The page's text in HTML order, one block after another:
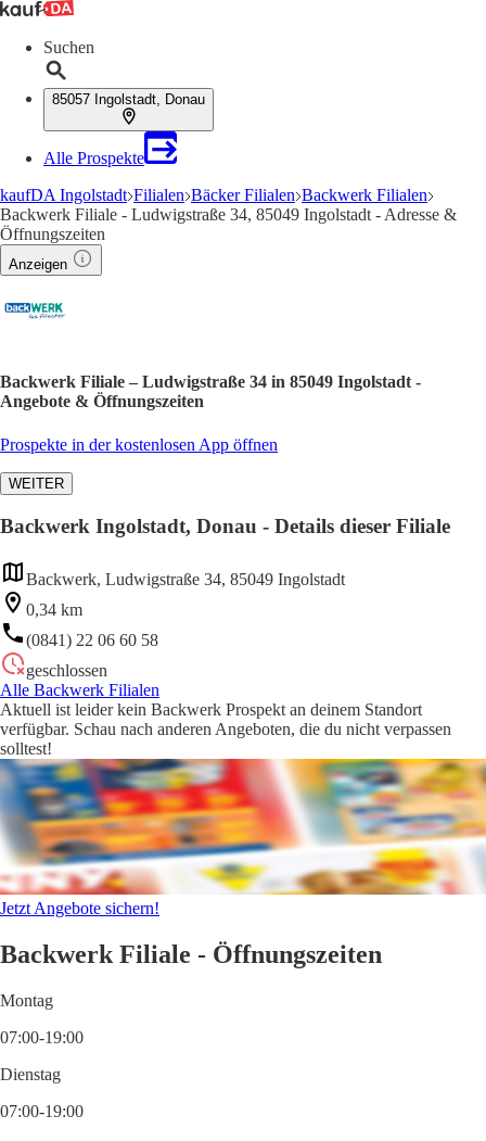
Suchen
85057 Ingolstadt, Donau
Alle Prospekte
kaufDA Ingolstadt Filialen Bäcker Filialen Backwerk Filialen
Backwerk Filiale - Ludwigstraße 34, 85049 Ingolstadt - Adresse &
Öffnungszeiten
Anzeigen
Backwerk Filiale – Ludwigstraße 34 in 85049 Ingolstadt -
Angebote & Öffnungszeiten
Prospekte in der kostenlosen App öffnen
WEITER
Backwerk Ingolstadt, Donau - Details dieser Filiale
Backwerk, Ludwigstraße 34, 85049 Ingolstadt
0,34 km
(0841) 22 06 60 58
geschlossen
Alle Backwerk Filialen
Aktuell ist leider kein Backwerk Prospekt an deinem Standort
verfügbar. Schau nach anderen Angeboten, die du nicht verpassen
solltest!
Jetzt Angebote sichern!
Backwerk Filiale - Öffnungszeiten
Montag
07:00-19:00
Dienstag
07:00-19:00